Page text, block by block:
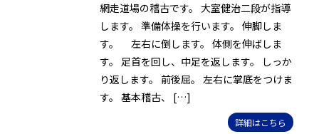
網走道場の稽古です。 大室健治二段が指導
します。 準備体操を行います。 伸脚しま
す。 左右に倒します。 体側を伸ばしま
す。 足首を回し、中足を返します。 しっか
り返します。 前後屈。 左右に掌底をつけま
す。 基本稽古、 […]
詳細はこちら